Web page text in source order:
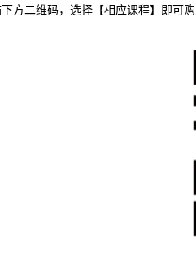
方二维码，选择【相应课程】即可购